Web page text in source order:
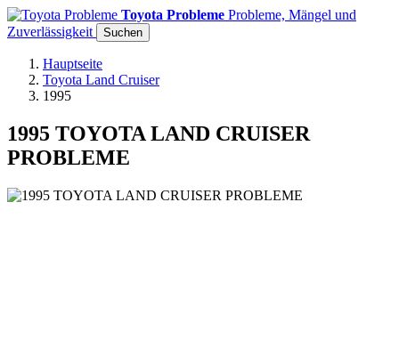
Toyota Probleme Probleme, Mängel und
Zuverlässigkeit
Suchen
Hauptseite
Toyota Land Cruiser
1995
1995 TOYOTA LAND CRUISER
PROBLEME